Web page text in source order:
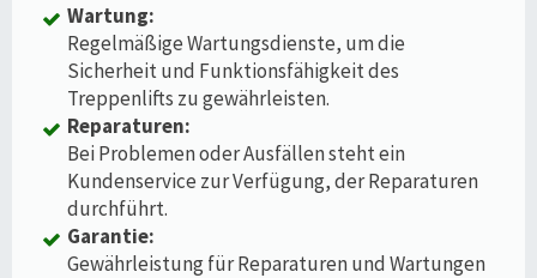
Wartung:
Regelmäßige Wartungsdienste, um die
Sicherheit und Funktionsfähigkeit des
Treppenlifts zu gewährleisten.
Reparaturen:
Bei Problemen oder Ausfällen steht ein
Kundenservice zur Verfügung, der Reparaturen
durchführt.
Garantie:
Gewährleistung für Reparaturen und Wartungen